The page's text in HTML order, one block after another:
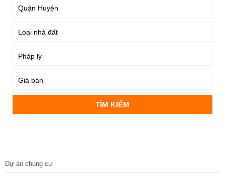
Dự án chung cư